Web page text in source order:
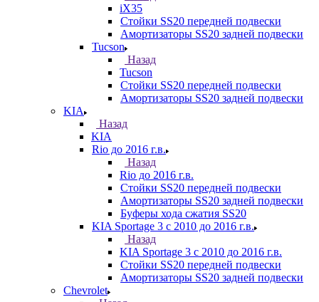
iX35
Стойки SS20 передней подвески
Амортизаторы SS20 задней подвески
Tucson
Назад
Tucson
Стойки SS20 передней подвески
Амортизаторы SS20 задней подвески
KIA
Назад
KIA
Rio до 2016 г.в.
Назад
Rio до 2016 г.в.
Стойки SS20 передней подвески
Амортизаторы SS20 задней подвески
Буферы хода сжатия SS20
KIA Sportage 3 с 2010 до 2016 г.в.
Назад
KIA Sportage 3 с 2010 до 2016 г.в.
Стойки SS20 передней подвески
Амортизаторы SS20 задней подвески
Chevrolet